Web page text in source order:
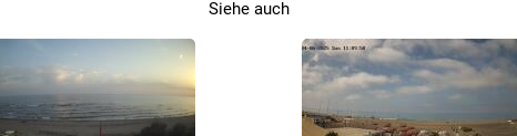
Siehe auch